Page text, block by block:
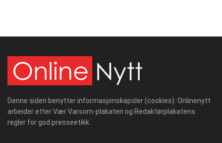
Denne siden benytter informasjonskapsler (cookies). Onlinenytt
arbeider etter Vær Varsom-plakaten og Redaktørplakatens
regler for god presseetikk.